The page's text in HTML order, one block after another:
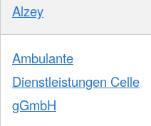
Alzey
Ambulante
Dienstleistungen Celle
gGmbH